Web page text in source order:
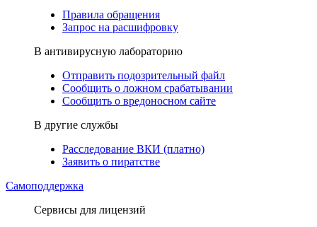
Правила обращения
Запрос на расшифровку
В антивирусную лабораторию
Отправить подозрительный файл
Сообщить о ложном срабатывании
Сообщить о вредоносном сайте
В другие службы
Расследование ВКИ (платно)
Заявить о пиратстве
Самоподдержка
Сервисы для лицензий